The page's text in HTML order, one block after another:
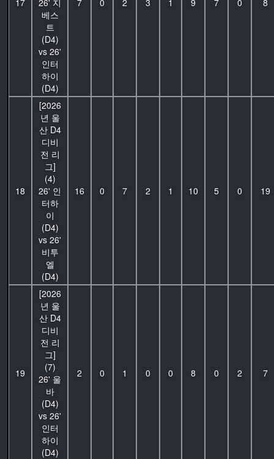
17
26' 지
베스
트
(D4)
vs 26'
인터
하이
(D4)
7 0 2 3 1 9 7 0 8
18
[2026
년 울
산 D4
디비
전 리
그]
(4)
26' 인
터하
이
(D4)
vs 26'
비투
엘
(D4)
16 0 7 2 1 10 5 0 19
19
[2026
년 울
산 D4
디비
전 리
그]
(7)
26' 울
바
(D4)
vs 26'
인터
하이
(D4)
2 0 1 0 0 8 0 2 7